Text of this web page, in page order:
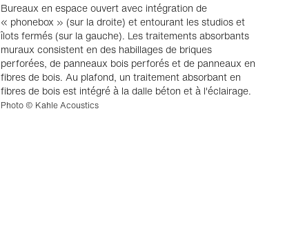
Bureaux en espace ouvert avec intégration de
« phonebox » (sur la droite) et entourant les studios et
îlots fermés (sur la gauche). Les traitements absorbants
muraux consistent en des habillages de briques
perforées, de panneaux bois perforés et de panneaux en
fibres de bois. Au plafond, un traitement absorbant en
fibres de bois est intégré à la dalle béton et à l'éclairage.
Photo © Kahle Acoustics